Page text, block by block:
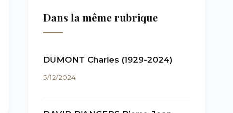
Dans la même rubrique
DUMONT Charles (1929-2024)
5/12/2024